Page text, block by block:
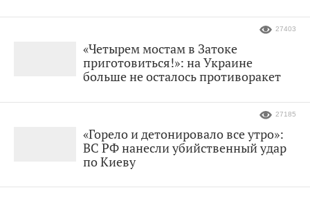
«Четырем мостам в Затоке
приготовиться!»: на Украине
больше не осталось противоракет
27403
«Горело и детонировало все утро»:
ВС РФ нанесли убийственный удар
по Киеву
27185